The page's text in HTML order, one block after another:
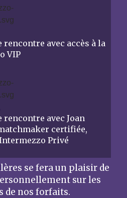
rencontre avec accès à la
VIP
rencontre avec Joan
certifiée,
Privé
se fera un plaisir de
sur les
de nos forfaits.